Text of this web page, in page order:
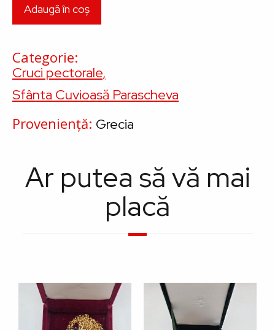
Categorie
Cruci pectorale
Sfânta Cuvioasă Parascheva
Proveniență Grecia
Ar putea să vă mai
placă